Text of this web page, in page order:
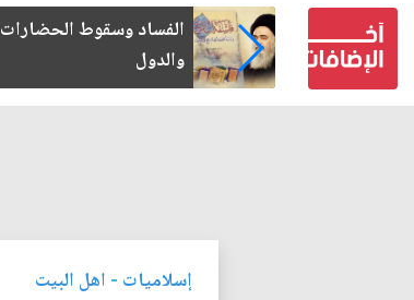
كتب لنفسه
الفساد وسقوط الحضارات
والدول
إسلاميات - اهل البيت